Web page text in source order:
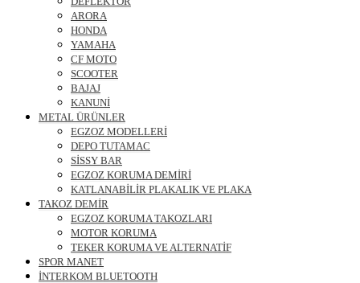
ARORA
HONDA
YAMAHA
CF MOTO
SCOOTER
BAJAJ
KANUNİ
METAL ÜRÜNLER
EGZOZ MODELLERİ
DEPO TUTAMAC
SİSSY BAR
EGZOZ KORUMA DEMİRİ
KATLANABİLİR PLAKALIK VE PLAKA
TAKOZ DEMİR
EGZOZ KORUMA TAKOZLARI
MOTOR KORUMA
TEKER KORUMA VE ALTERNATİF
SPOR MANET
İNTERKOM BLUETOOTH